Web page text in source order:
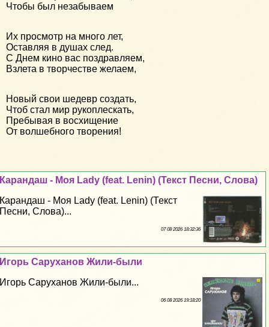
Чтобы был незабываем
Их просмотр на много лет,
Оставляя в душах след.
С Днем кино вас поздравляем,
Взлета в творчестве желаем,
Новый свои шедевр создать,
Чтоб стал мир рукоплескать,
Пребывая в восхищение
От волшебного творения!
Карандаш - Моя Lady (feat. Lenin) (Текст Песни, Слова)
Карандаш - Моя Lady (feat. Lenin) (Текст
Песни, Слова)...
07 08 2026 18:32:36
Игорь Саруханов Жили-были
Игорь Саруханов Жили-были...
06 08 2026 19:18:20